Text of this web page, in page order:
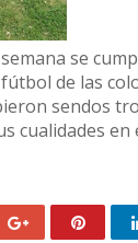
se
de las
sendos
cualidades en